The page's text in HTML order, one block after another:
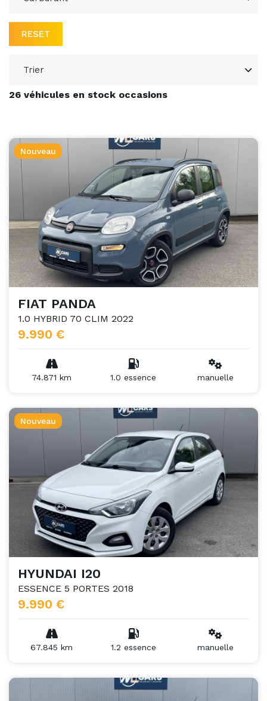
RESET
26 véhicules en stock occasions
Nouveau
FIAT PANDA
1.0 HYBRID 70 CLIM 2022
9.990 €
74.871 km 1.0 essence manuelle
Nouveau
HYUNDAI I20
ESSENCE 5 PORTES 2018
9.990 €
67.845 km 1.2 essence manuelle